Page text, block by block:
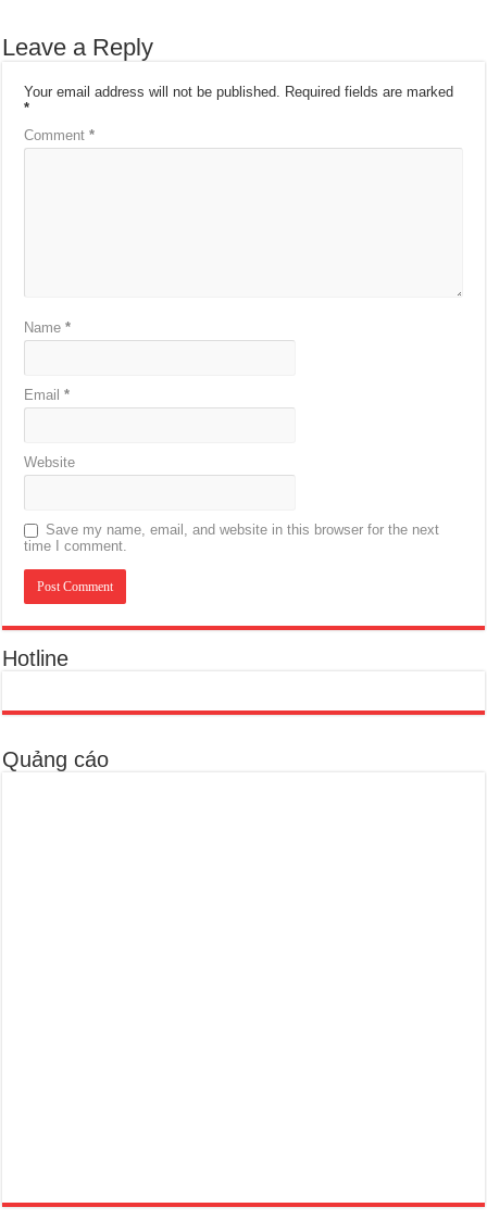
Leave a Reply
Your email address will not be published.
Required fields are marked
*
Comment*
Name*
Email*
Website
Save my name, email, and website in this browser for the next
time I comment.
Hotline
Quảng cáo